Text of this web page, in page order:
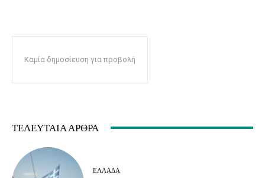
Καμία δημοσίευση για προβολή
ΤΕΛΕΥΤΑΊΑ ΆΡΘΡΑ
ΕΛΛΆΔΑ